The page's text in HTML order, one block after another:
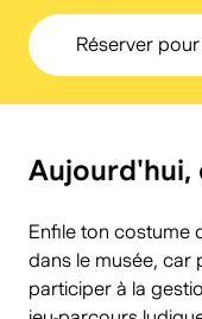
Réserver
Aujourd'hui,
Enfile ton costume
dans le musée, car
participer à la